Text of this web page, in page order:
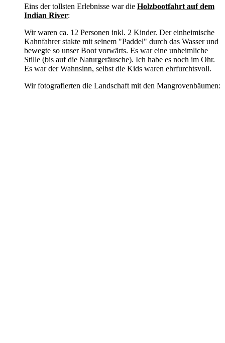
Eins der tollsten Erlebnisse war die Holzbootfahrt auf dem
Indian River:
Wir waren ca. 12 Personen inkl. 2 Kinder. Der einheimische
Kahnfahrer stakte mit seinem "Paddel" durch das Wasser und
bewegte so unser Boot vorwärts. Es war eine unheimliche
Stille (bis auf die Naturgeräusche). Ich habe es noch im Ohr.
Es war der Wahnsinn, selbst die Kids waren ehrfurchtsvoll.
Wir fotografierten die Landschaft mit den Mangrovenbäumen: